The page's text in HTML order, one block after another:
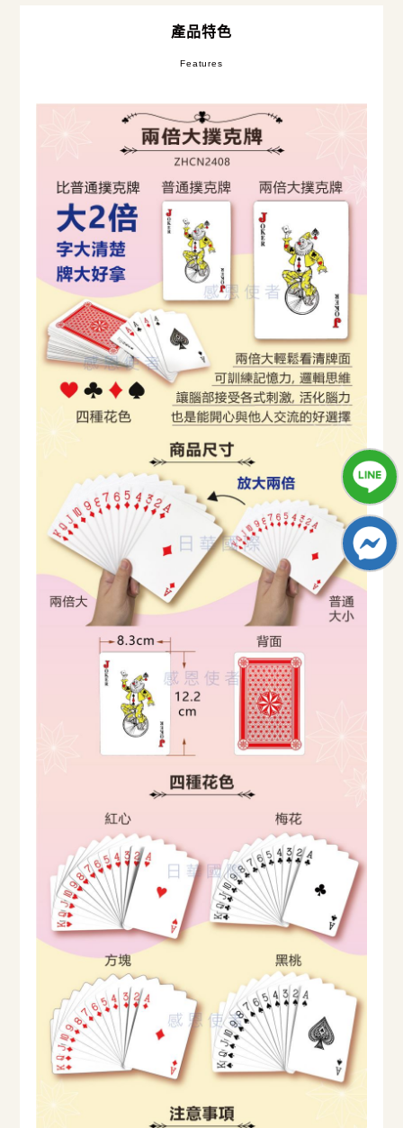
產品特色
Features